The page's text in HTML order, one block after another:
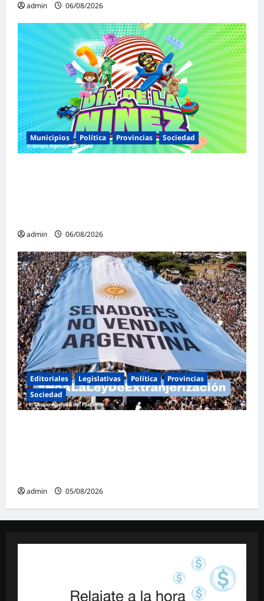
admin 06/08/2026
Municipios Política Provincias Sociedad
admin 06/08/2026
Editoriales Legislativas Política
Provincias
Sociedad
admin 05/08/2026